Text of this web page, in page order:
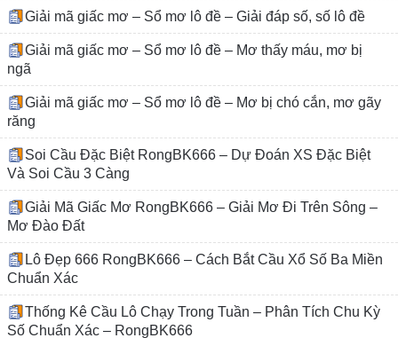
Giải mã giấc mơ – Sổ mơ lô đề – Giải đáp số, số lô đề
Giải mã giấc mơ – Sổ mơ lô đề – Mơ thấy máu, mơ bị
ngã
Giải mã giấc mơ – Sổ mơ lô đề – Mơ bị chó cắn, mơ gãy
răng
Soi Cầu Đặc Biệt RongBK666 – Dự Đoán XS Đặc Biệt
Và Soi Cầu 3 Càng
Giải Mã Giấc Mơ RongBK666 – Giải Mơ Đi Trên Sông –
Mơ Đào Đất
Lô Đẹp 666 RongBK666 – Cách Bắt Cầu Xổ Số Ba Miền
Chuẩn Xác
Thống Kê Cầu Lô Chạy Trong Tuần – Phân Tích Chu Kỳ
Số Chuẩn Xác – RongBK666